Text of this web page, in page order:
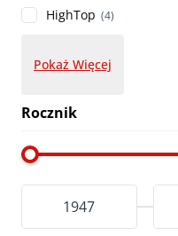
HighTop (4)
Pokaż Więcej
Rocznik